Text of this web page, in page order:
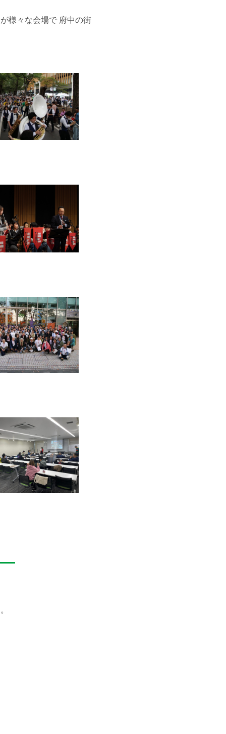
様々な会場で 府中の街